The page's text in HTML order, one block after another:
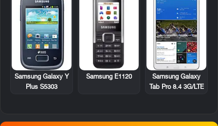
Samsung Galaxy
Tab Pro 8.4 3G/LTE
Samsung E1120
Samsung Galaxy Y
Plus S5303